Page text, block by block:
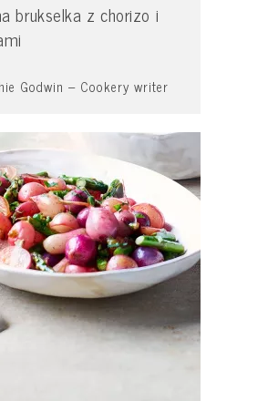
brukselka z chorizo i
Godwin – Cookery writer